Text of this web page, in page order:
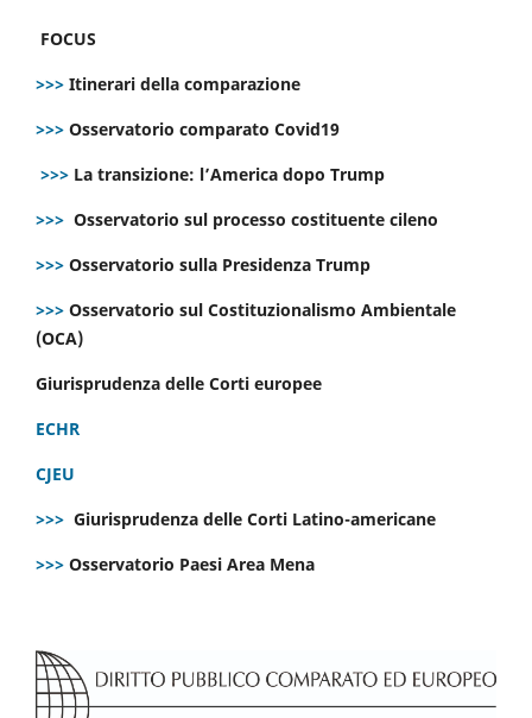
FOCUS
>>> Itinerari della comparazione
>>> Osservatorio comparato Covid19
>>> La transizione: l’America dopo Trump
>>> Osservatorio sul processo costituente cileno
>>> Osservatorio sulla Presidenza Trump
>>> Osservatorio sul Costituzionalismo Ambientale
(OCA)
Giurisprudenza delle Corti europee
ECHR
CJEU
>>> Giurisprudenza delle Corti Latino-americane
>>> Osservatorio Paesi Area Mena